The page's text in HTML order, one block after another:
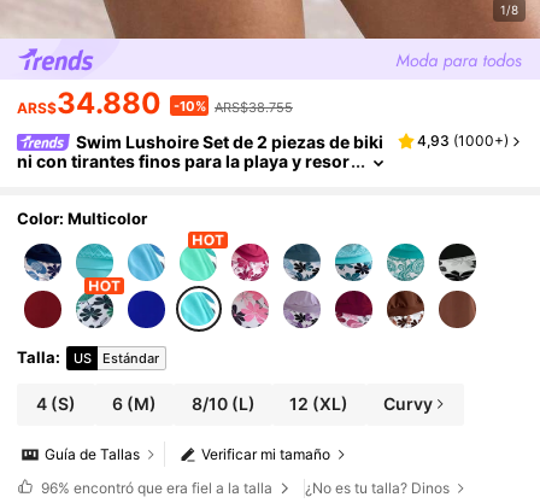
1/8
ARS$34.880 -10% ARS$38.755
Swim Lushoire Set de 2 piezas de biki
ni con tirantes finos para la playa y resor
4,93 (1000+)
Color: Multicolor
Talla: US Estándar
4 (S) 6 (M) 8/10(L) 12 (XL) Curvy
Verificar mi tamaño
Guía de Tallas
96% encontró que era fiel a la talla ¿No es tu talla? Dinos